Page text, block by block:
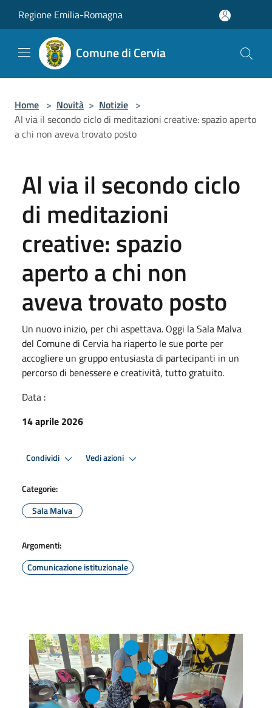
Regione Emilia-Romagna
Comune di Cervia
Home > Novità > Notizie >
Al via il secondo ciclo di meditazioni creative: spazio aperto
a chi non aveva trovato posto
Al via il secondo ciclo
di meditazioni
creative: spazio
aperto a chi non
aveva trovato posto
Un nuovo inizio, per chi aspettava. Oggi la Sala Malva
del Comune di Cervia ha riaperto le sue porte per
accogliere un gruppo entusiasta di partecipanti in un
percorso di benessere e creatività, tutto gratuito.
Data :
14 aprile 2026
Condividi Vedi azioni
Categorie:
Sala Malva
Argomenti:
Comunicazione istituzionale